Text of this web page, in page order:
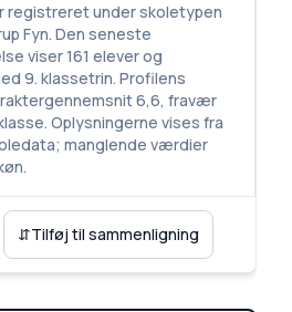
registreret under skoletypen
Fyn. Den seneste
viser 161 elever og
9. klassetrin. Profilens
6,6, fravær
Oplysningerne vises fra
manglende værdier
⇵Tilføj til sammenligning